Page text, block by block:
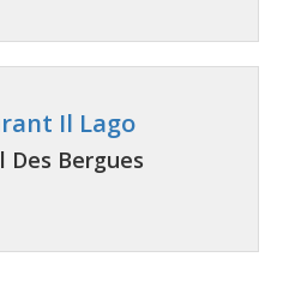
Il Lago
Des Bergues